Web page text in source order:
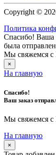
Copyright ©
Политика
Спасибо! Ваша
была
Мы свяжемся с
×
На главную
Спасибо!
Ваш заказ
Мы свяжемся с
На главную
×